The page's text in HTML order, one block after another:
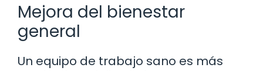
Mejora del bienestar
general
Un equipo de trabajo sano es más